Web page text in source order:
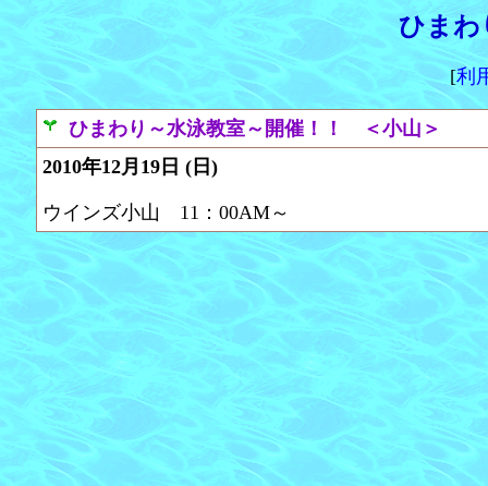
ひまわ
[利
ひまわり～水泳教室～開催！！ ＜小山＞
2010年12月19日 (日)
ウインズ小山 11：00AM～